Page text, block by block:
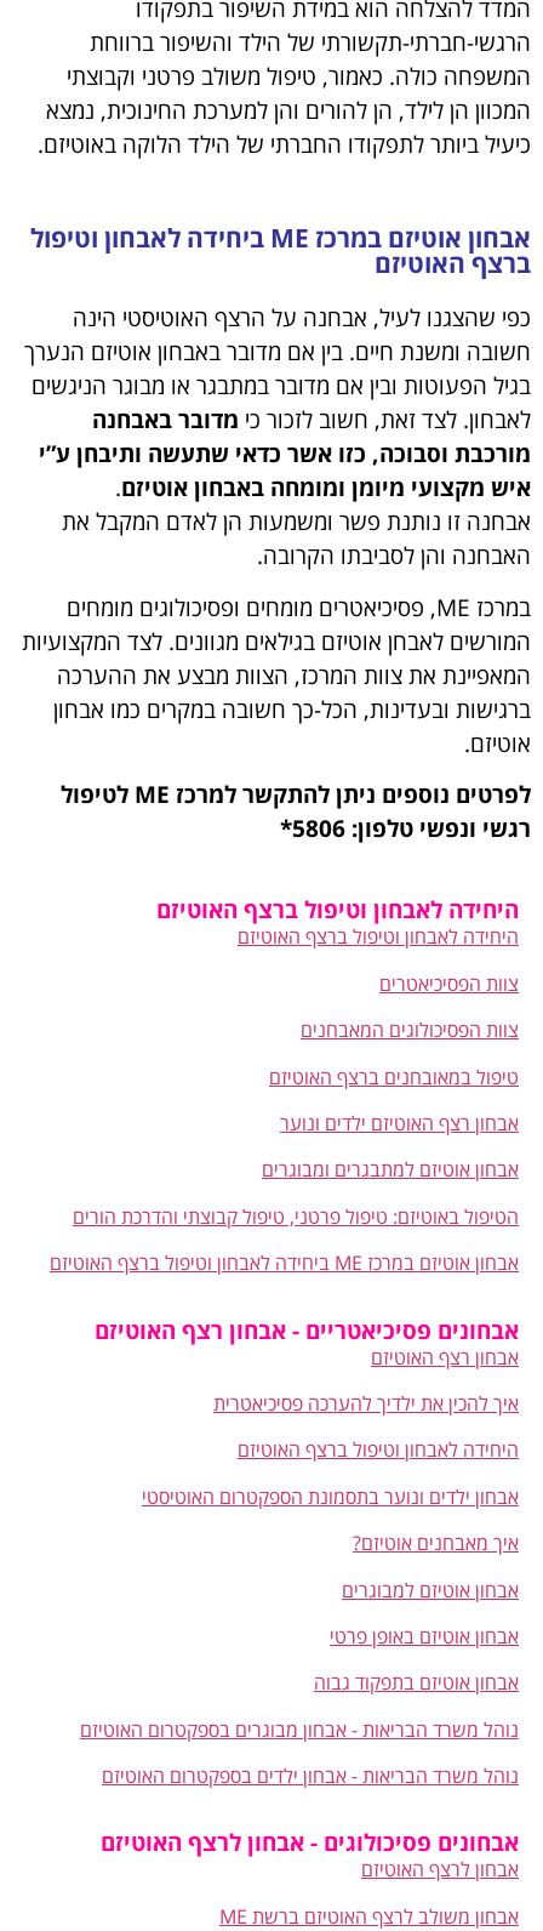
המדד להצלחה הוא במידת השיפור בתפקודו
הרגשי-חברתי-תקשורתי של הילד והשיפור ברווחת
המשפחה כולה. כאמור, טיפול משולב פרטני וקבוצתי
המכוון הן לילד, הן להורים והן למערכת החינוכית, נמצא
כיעיל ביותר לתפקודו החברתי של הילד הלוקה באוטיזם.
אבחון אוטיזם במרכז ME ביחידה לאבחון וטיפול
ברצף האוטיזם
כפי שהצגנו לעיל, אבחנה על הרצף האוטיסטי הינה
חשובה ומשנת חיים. בין אם מדובר באבחון אוטיזם הנערך
בגיל הפעוטות ובין אם מדובר במתבגר או מבוגר הניגשים
לאבחון. לצד זאת, חשוב לזכור כי מדובר באבחנה
מורכבת וסבוכה, כזו אשר כדאי שתעשה ותיבחן ע”י
איש מקצועי מיומן ומומחה באבחון אוטיזם.
אבחנה זו נותנת פשר ומשמעות הן לאדם המקבל את
האבחנה והן לסביבתו הקרובה.
במרכז ME, פסיכיאטרים מומחים ופסיכולוגים מומחים
המורשים לאבחן אוטיזם בגילאים מגוונים. לצד המקצועיות
המאפיינת את צוות המרכז, הצוות מבצע את ההערכה
ברגישות ובעדינות, הכל-כך חשובה במקרים כמו אבחון
אוטיזם.
לפרטים נוספים ניתן להתקשר למרכז ME לטיפול
רגשי ונפשי טלפון: 5806*
היחידה לאבחון וטיפול ברצף האוטיזם
היחידה לאבחון וטיפול ברצף האוטיזם
צוות הפסיכיאטרים
צוות הפסיכולוגים המאבחנים
טיפול במאובחנים ברצף האוטיזם
אבחון רצף האוטיזם ילדים ונוער
אבחון אוטיזם למתבגרים ומבוגרים
הטיפול באוטיזם: טיפול פרטני, טיפול קבוצתי והדרכת הורים
אבחון אוטיזם במרכז ME ביחידה לאבחון וטיפול ברצף האוטיזם
אבחונים פסיכיאטריים - אבחון רצף האוטיזם
אבחון רצף האוטיזם
איך להכין את ילדיך להערכה פסיכיאטרית
היחידה לאבחון וטיפול ברצף האוטיזם
אבחון ילדים ונוער בתסמונת הספקטרום האוטיסטי
איך מאבחנים אוטיזם?
אבחון אוטיזם למבוגרים
אבחון אוטיזם באופן פרטי
אבחון אוטיזם בתפקוד גבוה
נוהל משרד הבריאות - אבחון מבוגרים בספקטרום האוטיזם
נוהל משרד הבריאות - אבחון ילדים בספקטרום האוטיזם
אבחונים פסיכולוגים - אבחון לרצף האוטיזם
אבחון לרצף האוטיזם
אבחון משולב לרצף האוטיזם ברשת ME